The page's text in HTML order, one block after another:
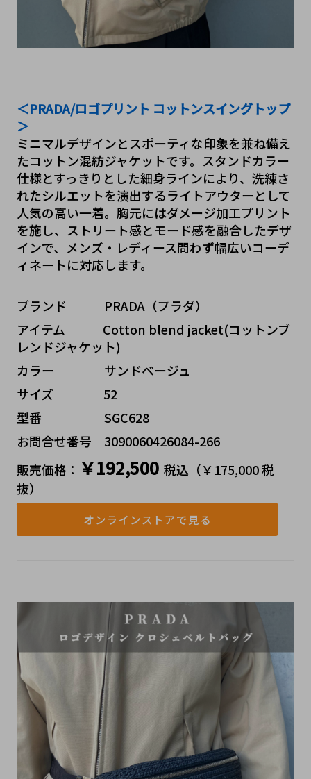
＜PRADA/ロゴプリント コットンスイングトップ
＞
ミニマルデザインとスポーティな印象を兼ね備え
たコットン混紡ジャケットです。スタンドカラー
仕様とすっきりとした細身ラインにより、洗練さ
れたシルエットを演出するライトアウターとして
人気の高い一着。胸元にはダメージ加工プリント
を施し、ストリート感とモード感を融合したデザ
インで、メンズ・レディース問わず幅広いコーデ
ィネートに対応します。
ブランド   PRADA（プラダ）
アイテム   Cotton blend jacket(コットンブ
レンドジャケット)
カラー    サンドベージュ
サイズ    52
型番     SGC628
お問合せ番号 3090060426084-266
販売価格： ￥192,500 税込（￥175,000 税
抜）
オンラインストアで見る